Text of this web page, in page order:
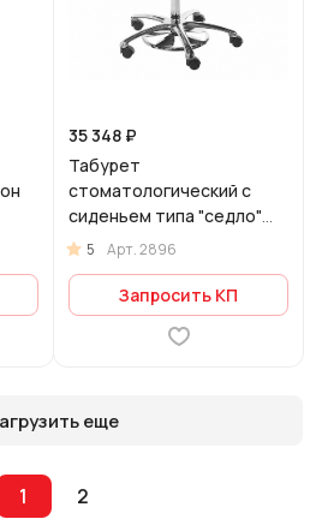
35 348 ₽
Табурет
стоматологический с
сиденьем типа "седло"
БТ-ЭРГО-3
5 Арт.2896
Запросить КП
еще
1 2